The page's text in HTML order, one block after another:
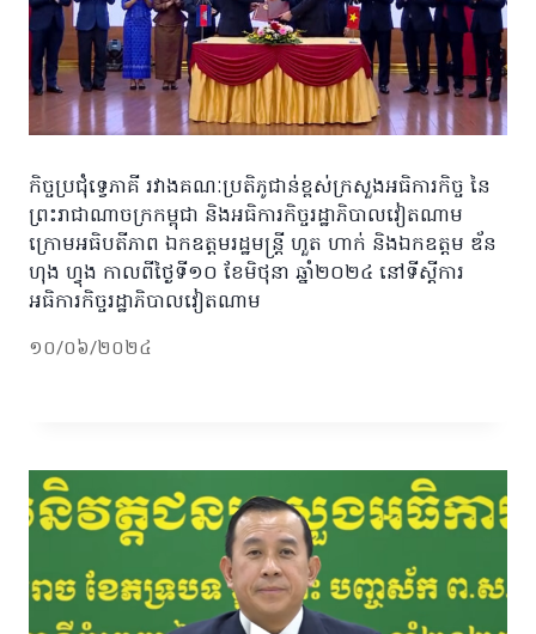
កិច្ចប្រជុំទ្វេភាគី រវាងគណៈប្រតិភូជាន់ខ្ពស់ក្រសួងអធិការកិច្ច នៃ
ព្រះរាជាណាចក្រកម្ពុជា និងអធិការកិច្ចរដ្ឋាភិបាលវៀតណាម
ក្រោមអធិបតីភាព ឯកឧត្តមរដ្ឋមន្រ្តី ហួត ហាក់ និងឯកឧត្តម ឌ័ន
ហុង ហ្វុង កាលពីថ្ងៃទី១០ ខែមិថុនា ឆ្នាំ២០២៤ នៅទីស្តីការ
អធិការកិច្ចរដ្ឋាភិបាលវៀតណាម
១០/០៦/២០២៤